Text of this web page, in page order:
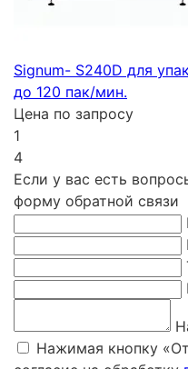
Signum- S240D для
до 120 пак/мин.
Цена по запросу
1
4
Если у вас есть
форму обратной связи
Нажимая кнопку